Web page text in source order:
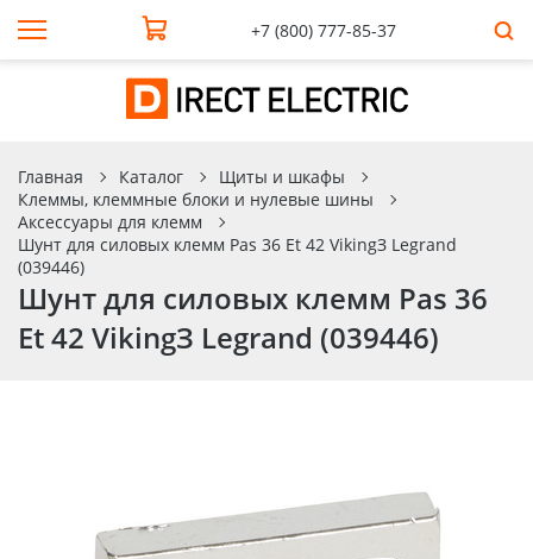
+7 (800) 777-85-37
Главная Каталог
Щиты и шкафы
Клеммы, клеммные блоки и нулевые шины
Аксессуары для клемм
Шунт для силовых клемм Pas 36 Et 42 VikingЗ Legrand
(039446)
Шунт для силовых клемм Pas 36
Et 42 VikingЗ Legrand (039446)